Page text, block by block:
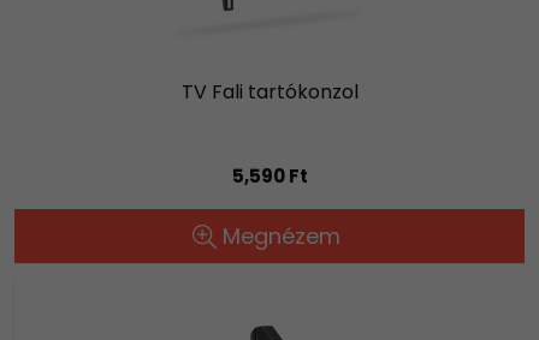
TV Fali tartókonzol
5,590 Ft
Megnézem